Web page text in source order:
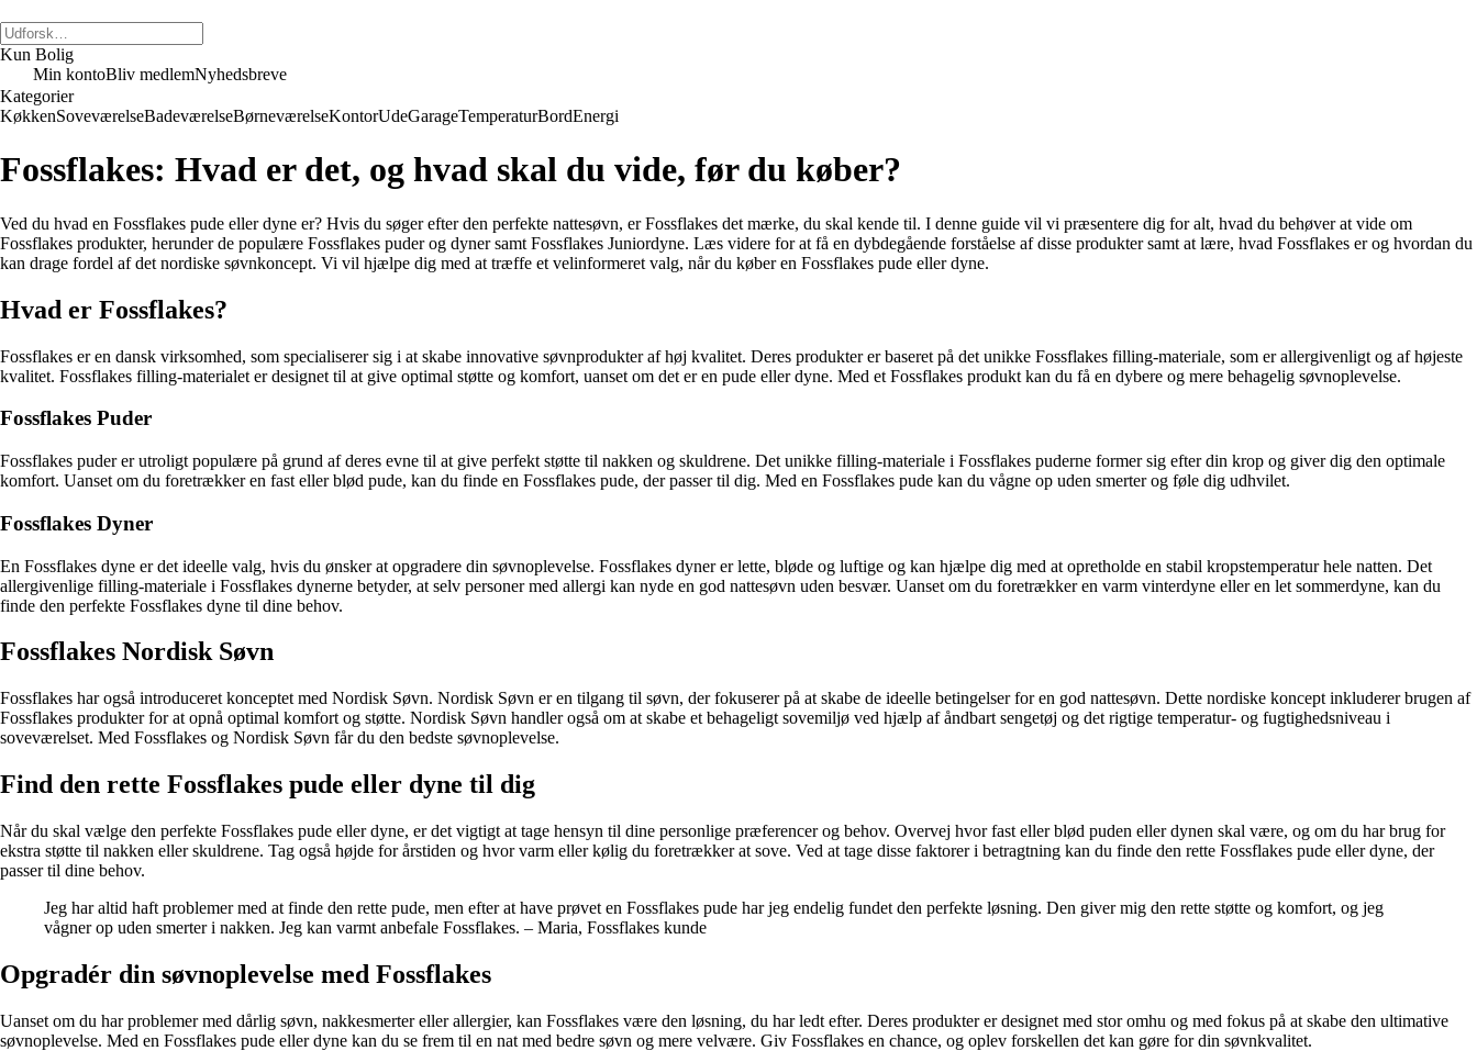
Kun Bolig
Min kontoBliv medlemNyhedsbreve
Kategorier
KøkkenSoveværelseBadeværelseBørneværelseKontorUdeGarageTemperaturBordEnergi
Fossflakes: Hvad er det, og hvad skal du vide, før du køber?
Ved du hvad en Fossflakes pude eller dyne er? Hvis du søger efter den perfekte nattesøvn, er Fossflakes det mærke, du skal kende til. I denne guide vil vi præsentere dig for alt, hvad du behøver at vide om
Fossflakes produkter, herunder de populære Fossflakes puder og dyner samt Fossflakes Juniordyne. Læs videre for at få en dybdegående forståelse af disse produkter samt at lære, hvad Fossflakes er og hvordan du
kan drage fordel af det nordiske søvnkoncept. Vi vil hjælpe dig med at træffe et velinformeret valg, når du køber en Fossflakes pude eller dyne.
Hvad er Fossflakes?
Fossflakes er en dansk virksomhed, som specialiserer sig i at skabe innovative søvnprodukter af høj kvalitet. Deres produkter er baseret på det unikke Fossflakes filling-materiale, som er allergivenligt og af højeste
kvalitet. Fossflakes filling-materialet er designet til at give optimal støtte og komfort, uanset om det er en pude eller dyne. Med et Fossflakes produkt kan du få en dybere og mere behagelig søvnoplevelse.
Fossflakes Puder
Fossflakes puder er utroligt populære på grund af deres evne til at give perfekt støtte til nakken og skuldrene. Det unikke filling-materiale i Fossflakes puderne former sig efter din krop og giver dig den optimale
komfort. Uanset om du foretrækker en fast eller blød pude, kan du finde en Fossflakes pude, der passer til dig. Med en Fossflakes pude kan du vågne op uden smerter og føle dig udhvilet.
Fossflakes Dyner
En Fossflakes dyne er det ideelle valg, hvis du ønsker at opgradere din søvnoplevelse. Fossflakes dyner er lette, bløde og luftige og kan hjælpe dig med at opretholde en stabil kropstemperatur hele natten. Det
allergivenlige filling-materiale i Fossflakes dynerne betyder, at selv personer med allergi kan nyde en god nattesøvn uden besvær. Uanset om du foretrækker en varm vinterdyne eller en let sommerdyne, kan du
finde den perfekte Fossflakes dyne til dine behov.
Fossflakes Nordisk Søvn
Fossflakes har også introduceret konceptet med Nordisk Søvn. Nordisk Søvn er en tilgang til søvn, der fokuserer på at skabe de ideelle betingelser for en god nattesøvn. Dette nordiske koncept inkluderer brugen af
Fossflakes produkter for at opnå optimal komfort og støtte. Nordisk Søvn handler også om at skabe et behageligt sovemiljø ved hjælp af åndbart sengetøj og det rigtige temperatur- og fugtighedsniveau i
soveværelset. Med Fossflakes og Nordisk Søvn får du den bedste søvnoplevelse.
Find den rette Fossflakes pude eller dyne til dig
Når du skal vælge den perfekte Fossflakes pude eller dyne, er det vigtigt at tage hensyn til dine personlige præferencer og behov. Overvej hvor fast eller blød puden eller dynen skal være, og om du har brug for
ekstra støtte til nakken eller skuldrene. Tag også højde for årstiden og hvor varm eller kølig du foretrækker at sove. Ved at tage disse faktorer i betragtning kan du finde den rette Fossflakes pude eller dyne, der
passer til dine behov.
Jeg har altid haft problemer med at finde den rette pude, men efter at have prøvet en Fossflakes pude har jeg endelig fundet den perfekte løsning. Den giver mig den rette støtte og komfort, og jeg
vågner op uden smerter i nakken. Jeg kan varmt anbefale Fossflakes. – Maria, Fossflakes kunde
Opgradér din søvnoplevelse med Fossflakes
Uanset om du har problemer med dårlig søvn, nakkesmerter eller allergier, kan Fossflakes være den løsning, du har ledt efter. Deres produkter er designet med stor omhu og med fokus på at skabe den ultimative
søvnoplevelse. Med en Fossflakes pude eller dyne kan du se frem til en nat med bedre søvn og mere velvære. Giv Fossflakes en chance, og oplev forskellen det kan gøre for din søvnkvalitet.